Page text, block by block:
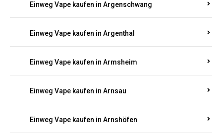
Einweg Vape kaufen in Argenschwang
Einweg Vape kaufen in Argenthal
Einweg Vape kaufen in Armsheim
Einweg Vape kaufen in Arnsau
Einweg Vape kaufen in Arnshöfen